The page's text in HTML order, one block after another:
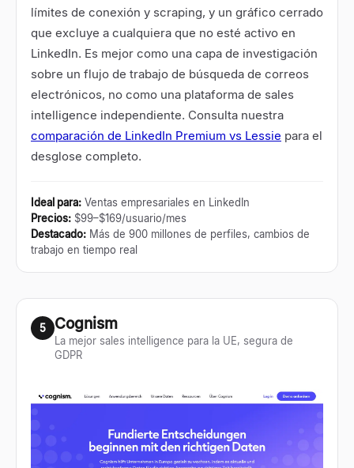
límites de conexión y scraping, y un gráfico cerrado
que excluye a cualquiera que no esté activo en
LinkedIn. Es mejor como una capa de investigación
sobre un flujo de trabajo de búsqueda de correos
electrónicos, no como una plataforma de sales
intelligence independiente. Consulta nuestra
comparación de LinkedIn Premium vs Lessie para el
desglose completo.
Ideal para: Ventas empresariales en LinkedIn
Precios: $99–$169/usuario/mes
Destacado: Más de 900 millones de perfiles, cambios de
trabajo en tiempo real
5 Cognism
La mejor sales intelligence para la UE, segura de
GDPR